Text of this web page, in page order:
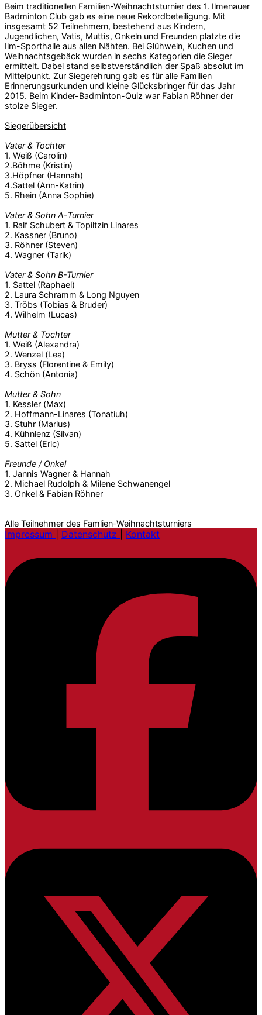
Beim traditionellen Familien-Weihnachtsturnier des 1. Ilmenauer
Badminton Club gab es eine neue Rekordbeteiligung. Mit
insgesamt 52 Teilnehmern, bestehend aus Kindern,
Jugendlichen, Vatis, Muttis, Onkeln und Freunden platzte die
Ilm-Sporthalle aus allen Nähten. Bei Glühwein, Kuchen und
Weihnachtsgebäck wurden in sechs Kategorien die Sieger
ermittelt. Dabei stand selbstverständlich der Spaß absolut im
Mittelpunkt. Zur Siegerehrung gab es für alle Familien
Erinnerungsurkunden und kleine Glücksbringer für das Jahr
2015. Beim Kinder-Badminton-Quiz war Fabian Röhner der
stolze Sieger.
Siegerübersicht
Vater & Tochter
1. Weiß (Carolin)
2.Böhme (Kristin)
3.Höpfner (Hannah)
4.Sattel (Ann-Katrin)
5. Rhein (Anna Sophie)
Vater & Sohn A-Turnier
1. Ralf Schubert & Topiltzin Linares
2. Kassner (Bruno)
3. Röhner (Steven)
4. Wagner (Tarik)
Vater & Sohn B-Turnier
1. Sattel (Raphael)
2. Laura Schramm & Long Nguyen
3. Tröbs (Tobias & Bruder)
4. Wilhelm (Lucas)
Mutter & Tochter
1. Weiß (Alexandra)
2. Wenzel (Lea)
3. Bryss (Florentine & Emily)
4. Schön (Antonia)
Mutter & Sohn
1. Kessler (Max)
2. Hoffmann-Linares (Tonatiuh)
3. Stuhr (Marius)
4. Kühnlenz (Silvan)
5. Sattel (Eric)
Freunde / Onkel
1. Jannis Wagner & Hannah
2. Michael Rudolph & Milene Schwanengel
3. Onkel & Fabian Röhner
Alle Teilnehmer des Famlien-Weihnachtsturniers
Impressum Datenschutz Kontakt